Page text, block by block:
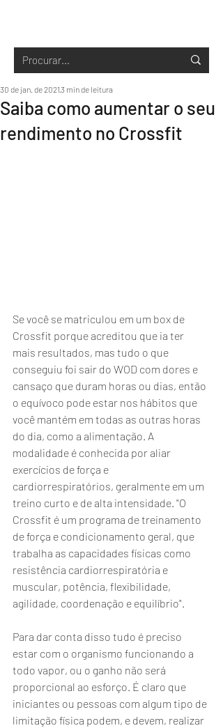
Saiba como aumentar o seu
rendimento no Crossfit
30 de jan. de 20213 min de leitura
Se você se matriculou em um box de
Crossfit porque acreditou que ia ter
mais resultados, mas tudo o que
conseguiu foi sair do WOD com dores e
cansaço que duram horas ou dias, então
o equívoco pode estar nos hábitos que
você mantém em todas as outras horas
do dia, como a alimentação. A
modalidade é conhecida por aliar
exercícios de força e
cardiorrespiratórios, geralmente em um
treino curto e de alta intensidade. "O
Crossfit é um programa de treinamento
de força e condicionamento geral, que
trabalha as capacidades físicas como
resistência cardiorrespiratória e
muscular, potência, flexibilidade,
agilidade, coordenação e equilíbrio".
Para dar conta disso tudo é preciso
estar com o organismo funcionando a
todo vapor, ou o ganho não será
proporcional ao esforço. É claro que
iniciantes ou pessoas com algum tipo de
limitação física podem, e devem, realizar